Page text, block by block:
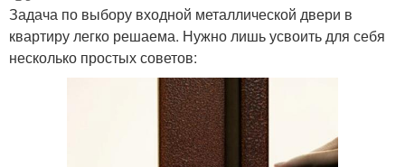
Задача по выбору входной металлической двери в
квартиру легко решаема. Нужно лишь усвоить для себя
несколько простых советов: